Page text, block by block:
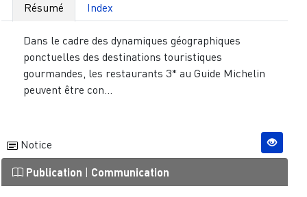
Résumé Index
Dans le cadre des dynamiques géographiques
ponctuelles des destinations touristiques
gourmandes, les restaurants 3* au Guide Michelin
peuvent être con...
Notice
Publication Communication